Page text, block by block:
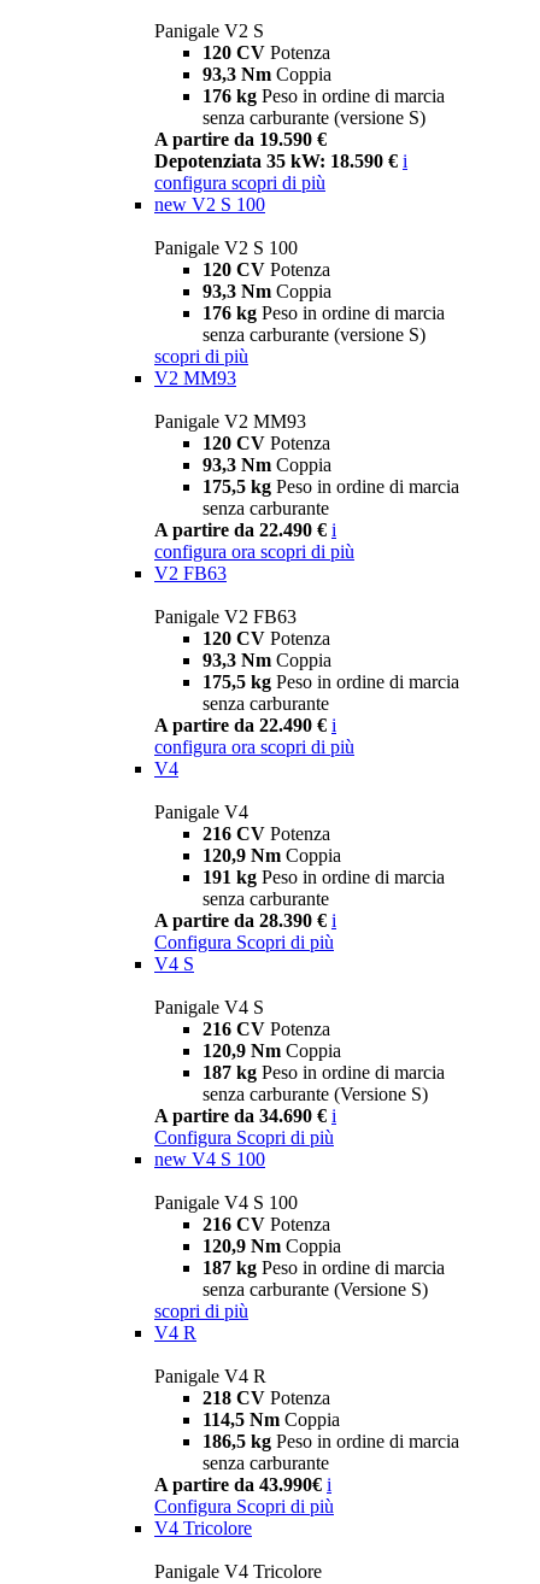
Panigale V2 S
120 CV Potenza
93,3 Nm Coppia
176 kg Peso in ordine di marcia
senza carburante (versione S)
A partire da 19.590 €
Depotenziata 35 kW: 18.590 € i
configura scopri di più
new V2 S 100
Panigale V2 S 100
120 CV Potenza
93,3 Nm Coppia
176 kg Peso in ordine di marcia
senza carburante (versione S)
scopri di più
V2 MM93
Panigale V2 MM93
120 CV Potenza
93,3 Nm Coppia
175,5 kg Peso in ordine di marcia
senza carburante
A partire da 22.490 € i
configura ora scopri di più
V2 FB63
Panigale V2 FB63
120 CV Potenza
93,3 Nm Coppia
175,5 kg Peso in ordine di marcia
senza carburante
A partire da 22.490 € i
configura ora scopri di più
V4
Panigale V4
216 CV Potenza
120,9 Nm Coppia
191 kg Peso in ordine di marcia
senza carburante
A partire da 28.390 € i
Configura Scopri di più
V4 S
Panigale V4 S
216 CV Potenza
120,9 Nm Coppia
187 kg Peso in ordine di marcia
senza carburante (Versione S)
A partire da 34.690 € i
Configura Scopri di più
new V4 S 100
Panigale V4 S 100
216 CV Potenza
120,9 Nm Coppia
187 kg Peso in ordine di marcia
senza carburante (Versione S)
scopri di più
V4 R
Panigale V4 R
218 CV Potenza
114,5 Nm Coppia
186,5 kg Peso in ordine di marcia
senza carburante
A partire da 43.990€ i
Configura Scopri di più
V4 Tricolore
Panigale V4 Tricolore